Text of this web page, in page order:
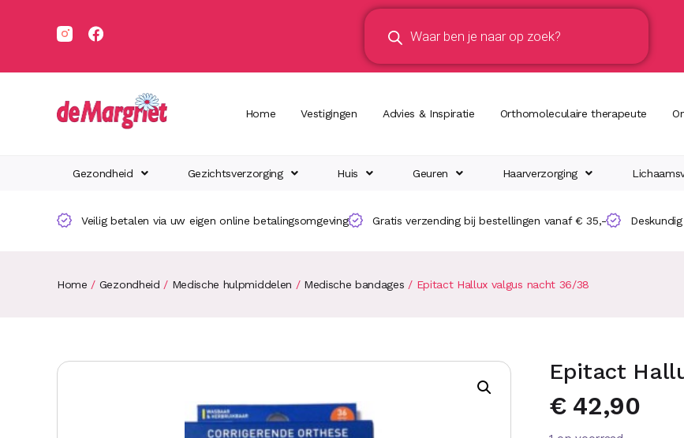
Home Vestigingen Advies & Inspiratie Orthomoleculaire therapeute
Gezondheid Gezichtsverzorging Huis Geuren Haarverzorging
Veilig betalen via uw eigen online betalingsomgeving Gratis verzending bij bestellingen vanaf € 35,-
Home / Gezondheid / Medische hulpmiddelen / Medische bandages / Epitact Hallux valgus nacht 36/38
Epitact
€42,90